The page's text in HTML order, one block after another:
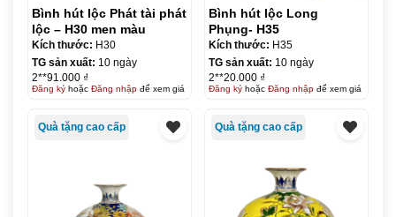
Bình hút lộc Phát tài phát
lộc – H30 men màu
Kích thước: H30
TG sản xuất: 10 ngày
2**91.000 ₫
Đăng kýhoặc Đăng nhậpđể xem giá
Bình hút lộc Long
Phụng- H35
Kích thước: H35
TG sản xuất: 10 ngày
2**20.000 ₫
Đăng kýhoặc Đăng nhậpđể xem giá
Quà tặng cao cấp Quà tặng cao cấp